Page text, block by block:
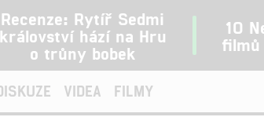
Recenze: Rytíř Sedmi
království hází na Hru
o trůny bobek
10
filmů
VIDEA FILMY